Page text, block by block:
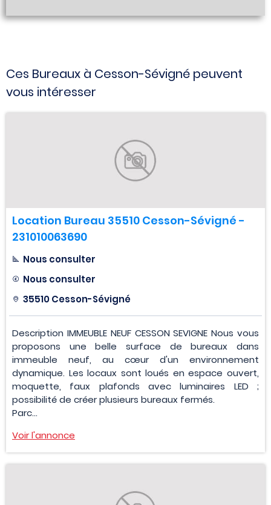
Ces Bureaux à Cesson-Sévigné peuvent
vous intéresser
Location Bureau 35510 Cesson-Sévigné -
231010063690
Nous consulter
Nous consulter
35510 Cesson-Sévigné
Description IMMEUBLE NEUF CESSON SEVIGNE Nous vous
proposons une belle surface de bureaux dans
immeuble neuf, au cœur d'un environnement
dynamique. Les locaux sont loués en espace ouvert,
moquette, faux plafonds avec luminaires LED ;
possibilité de créer plusieurs bureaux fermés.
Parc...
Voir l'annonce